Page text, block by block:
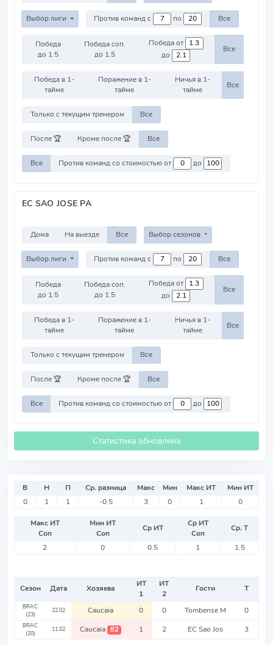
Выбор лиги Против команд с по Все
Победа
до 1.5
Победа соп.
до 1.5
Победа от
до
Все
Победа в 1-
тайме
Поражение в 1-
тайме
Ничья в 1-
тайме
Все
Только с текущим тренером Все
После 🏆 Кроме после 🏆 Все
Все Против команд со стоимостью от до
EC SAO JOSE PA
Дома На выезде Все Выбор сезонов
Выбор лиги Против команд с по Все
Победа
до 1.5
Победа соп.
до 1.5
Победа от
до
Все
Победа в 1-
тайме
Поражение в 1-
тайме
Ничья в 1-
тайме
Все
Только с текущим тренером Все
После 🏆 Кроме после 🏆 Все
Все Против команд со стоимостью от до
Статистика обновлена
В Н П Ср. разница Макс Мин Макс ИТ
Мин ИТ
0
1 1 -0.5 3 0 1 0
Макс ИТ
Соп
Мин ИТ
Соп
Ср ИТ
Ср ИТ
Соп
Ср. Т
2
0 0.5 1 1.5
Сезон Дата Хозяева
ИТ
1
ИТ
2
Гости Т
BRAC
(23)
22.02 Caucaia 0 0 Tombense M 0
BRAC
(20)
11.02 Caucaia 82 1 2 EC Sao Jos 3